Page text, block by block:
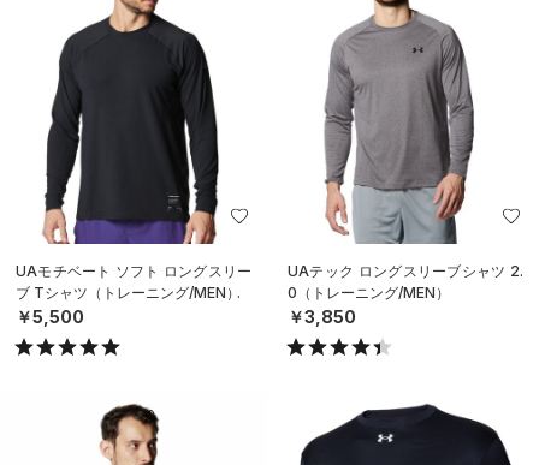
UAモチベート ソフト ロングスリー
ブ Tシャツ（トレーニング/MEN）
￥5,500
UAテック ロングスリーブシャツ 2.
0（トレーニング/MEN）
￥3,850